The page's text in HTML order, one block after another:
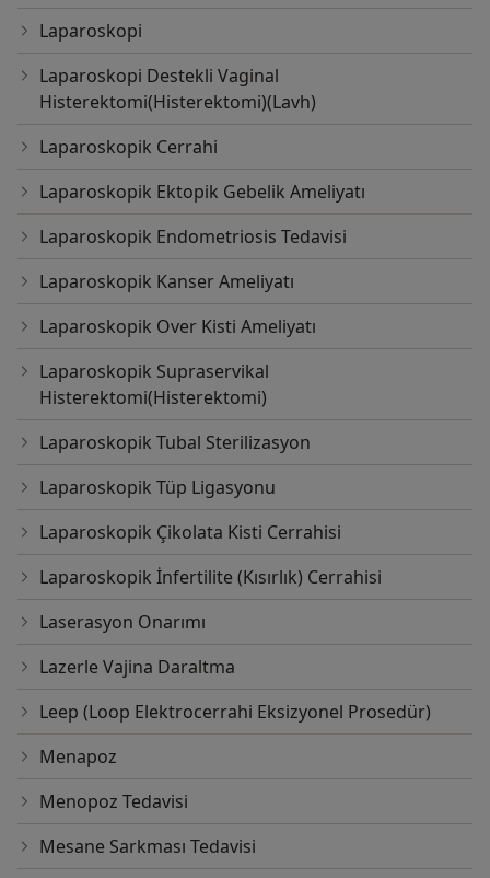
Laparoskopi
Laparoskopi Destekli Vaginal
Histerektomi(Histerektomi)(Lavh)
Laparoskopik Cerrahi
Laparoskopik Ektopik Gebelik Ameliyatı
Laparoskopik Endometriosis Tedavisi
Laparoskopik Kanser Ameliyatı
Laparoskopik Over Kisti Ameliyatı
Laparoskopik Supraservikal
Histerektomi(Histerektomi)
Laparoskopik Tubal Sterilizasyon
Laparoskopik Tüp Ligasyonu
Laparoskopik Çikolata Kisti Cerrahisi
Laparoskopik İnfertilite (Kısırlık) Cerrahisi
Laserasyon Onarımı
Lazerle Vajina Daraltma
Leep (Loop Elektrocerrahi Eksizyonel Prosedür)
Menapoz
Menopoz Tedavisi
Mesane Sarkması Tedavisi